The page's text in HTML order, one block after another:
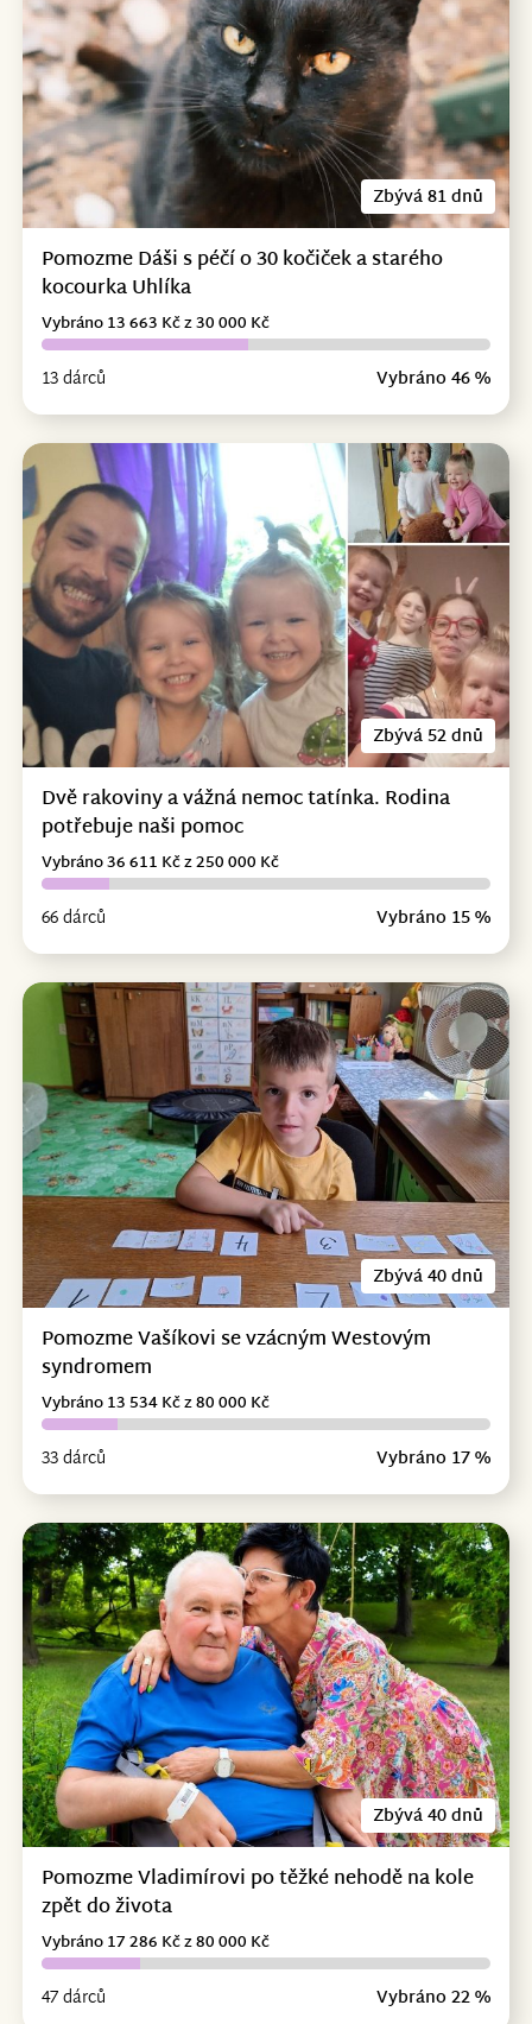
Zbývá 81 dnů
Pomozme Dáši s péčí o 30 kočiček a starého
kocourka Uhlíka
13 dárců Vybráno 46 %
Vybráno 13 663 Kč z 30 000 Kč
Zbývá 52 dnů
Dvě rakoviny a vážná nemoc tatínka. Rodina
potřebuje naši pomoc
66 dárců Vybráno 15 %
Vybráno 36 611 Kč z 250 000 Kč
Zbývá 40 dnů
Pomozme Vašíkovi se vzácným Westovým
syndromem
33 dárců Vybráno 17 %
Vybráno 13 534 Kč z 80 000 Kč
Zbývá 40 dnů
Pomozme Vladimírovi po těžké nehodě na kole
zpět do života
47 dárců Vybráno 22 %
Vybráno 17 286 Kč z 80 000 Kč